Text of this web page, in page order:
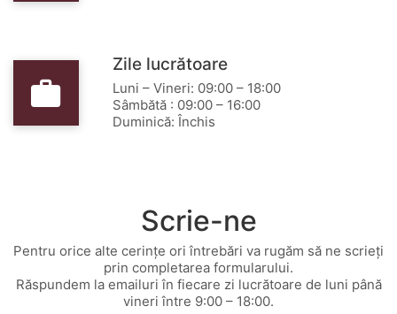
Zile lucrătoare
Luni – Vineri: 09:00 – 18:00
Sâmbătă : 09:00 – 16:00
Duminică: Închis
Scrie-ne
Pentru orice alte cerințe ori întrebări va rugăm să ne scrieți
prin completarea formularului.
Răspundem la emailuri în fiecare zi lucrătoare de luni până
vineri între 9:00 – 18:00.